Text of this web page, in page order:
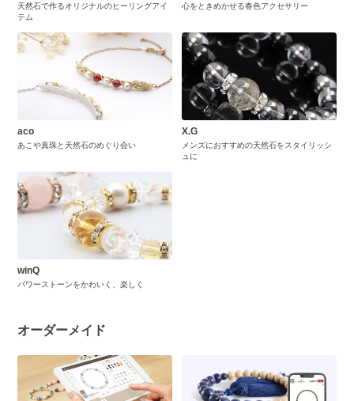
天然石で作るオリジナルのヒーリングアイ
テム
心をときめかせる春色アクセサリー
aco
あこや真珠と天然石のめぐり会い
X.G
メンズにおすすめの天然石をスタイリッシ
ュに
winQ
パワーストーンをかわいく、楽しく
オーダーメイド